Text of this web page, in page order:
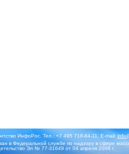
ИнфоРос. Тел.: +7 495 718-84-11, E-mail:
в Федеральной службе по надзору в сфере
Эл № 77-31649 от 04 апреля 2008 г.